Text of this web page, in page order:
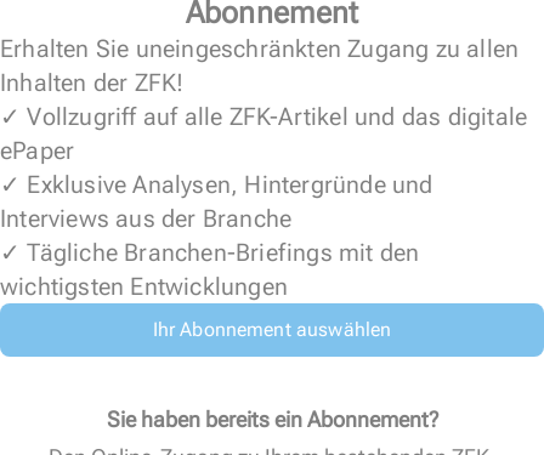
Abonnement
Erhalten Sie uneingeschränkten Zugang zu allen
Inhalten der ZFK!
✓ Vollzugriff auf alle ZFK-Artikel und das digitale
ePaper
✓ Exklusive Analysen, Hintergründe und
Interviews aus der Branche
✓ Tägliche Branchen-Briefings mit den
wichtigsten Entwicklungen
Ihr Abonnement auswählen
Sie haben bereits ein Abonnement?